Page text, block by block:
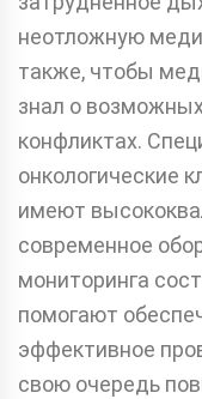
неотложную
также, чтобы
знал о
конфликтах.
онкологические
имеют
современное
мониторинга
помогают
эффективное
свою очередь